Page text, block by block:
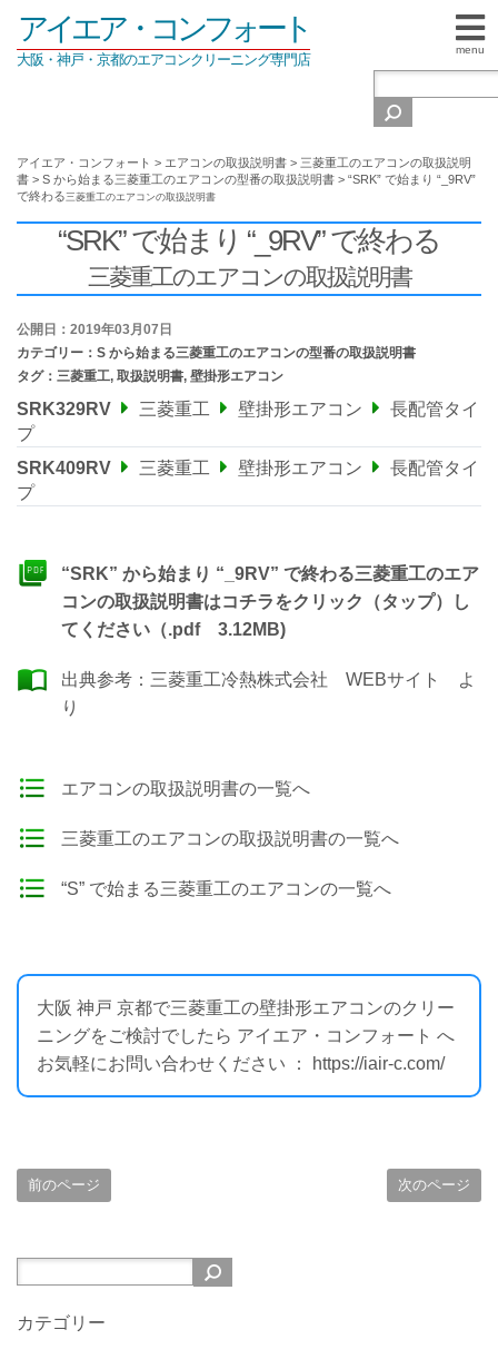
menu
アイエア・コンフォート
大阪・神戸・京都のエアコンクリーニング専門店
アイエア・コンフォート > エアコンの取扱説明書 > 三菱重工のエアコンの取扱説明
書 > S から始まる三菱重工のエアコンの型番の取扱説明書 > “SRK” で始まり “_9RV”
で終わる三菱重工のエアコンの取扱説明書
“SRK” で始まり “_9RV” で終わる
三菱重工のエアコンの取扱説明書
公開日：2019年03月07日
カテゴリー： S から始まる三菱重工のエアコンの型番の取扱説明書
タグ： 三菱重工, 取扱説明書, 壁掛形エアコン
SRK329RV 三菱重工 壁掛形エアコン
長配管タイ
プ
SRK409RV
三菱重工 壁掛形エアコン
長配管タイ
プ
“SRK” から始まり “_9RV” で終わる三菱重工のエア
コンの取扱説明書はコチラをクリック（タップ）し
てください（.pdf 3.12MB)
出典参考： 三菱重工冷熱株式会社 WEBサイト
よ
り
エアコンの取扱説明書の一覧へ
三菱重工のエアコンの取扱説明書の一覧へ
“S” で始まる三菱重工のエアコンの一覧へ
大阪 神戸 京都で三菱重工の壁掛形エアコンのクリー
ニングをご検討でしたら アイエア・コンフォート へ
お気軽にお問い合わせください ： https://iair-c.com/
前のページ 次のページ
カテゴリー